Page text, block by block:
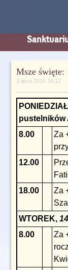
Msze święte:
3 lipca 2015 16:12
pustelników
8.00
Za
12.00
18.00
Za
WTOREK,
8.00
Za